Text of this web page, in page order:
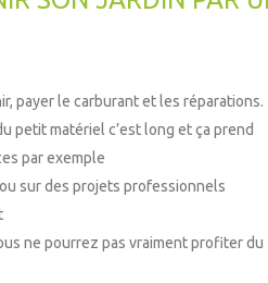
payer le carburant et les réparations.
petit matériel c’est long et ça prend
par exemple
sur des projets professionnels
ne pourrez pas vraiment profiter du